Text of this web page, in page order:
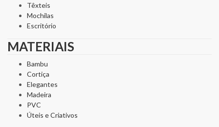
Têxteis
Mochilas
Escritório
MATERIAIS
Bambu
Cortiça
Elegantes
Madeira
PVC
Úteis e Criativos